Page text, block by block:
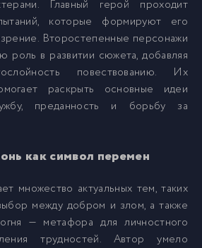
Главный герой проходит
которые формируют его
Второстепенные персонажи
роль в развитии сюжета, добавляя
повествованию. Их
раскрыть основные идеи
преданность и борьбу за
как символ перемен
множество актуальных тем, таких
между добром и злом, а также
— метафора для личностного
трудностей. Автор умело